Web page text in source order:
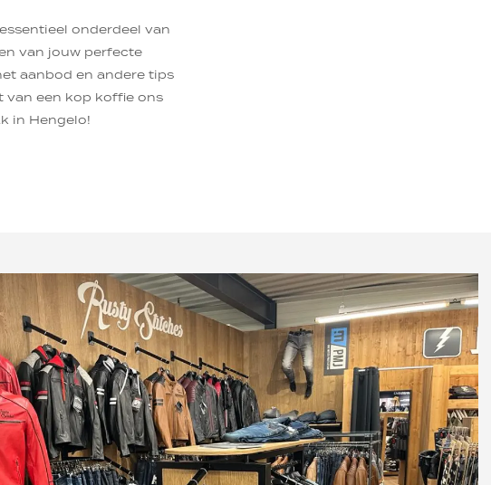
onderdeel van
van jouw perfecte
aanbod en andere tips
van een kop koffie ons
in Hengelo!